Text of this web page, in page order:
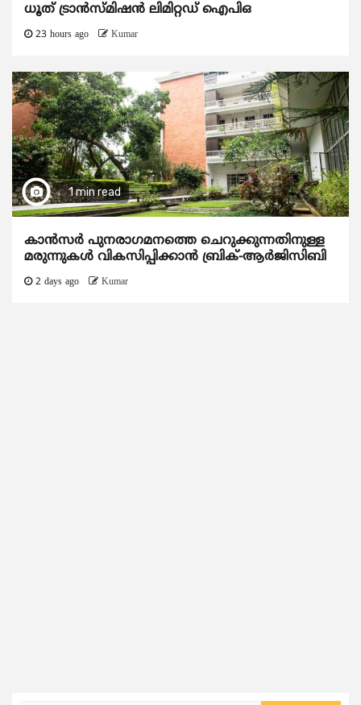
ധൂത് ട്രാൻസ്മിഷൻ ലിമിറ്റഡ് ഐപിഒ
23 hours ago Kumar
1 min read
കാന്‍സര്‍ പുനരാഗമനത്തെ ചെറുക്കുന്നതിനുള്ള
മരുന്നുകള്‍ വികസിപ്പിക്കാന്‍ ബ്രിക്-ആര്‍ജിസിബി
2 days ago Kumar